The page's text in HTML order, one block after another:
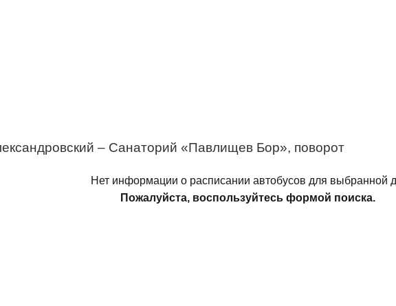
– Санаторий «Павлищев Бор», поворот
Нет информации о расписании автобусов для выбранной
Пожалуйста, воспользуйтесь формой поиска.